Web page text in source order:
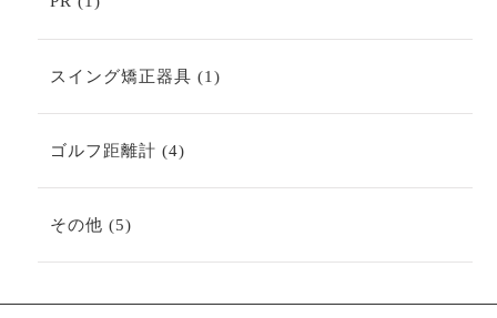
の
商
品
スイング矯正器具 11
の
ゴルフ距離計 44
の
その他 55
の